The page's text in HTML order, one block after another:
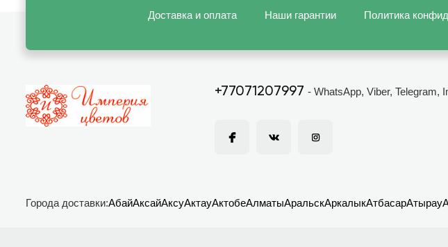
Доставка и оплата Наши гарантии Политика
+77071207997 - WhatsApp, Viber, Telegram,
Города доставки:АбайАксайАксуАктауАктобеАлматыАральскАркалыкАтбасарАтырау